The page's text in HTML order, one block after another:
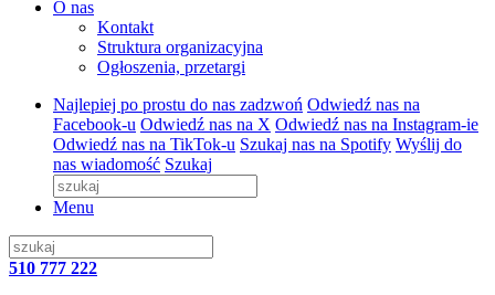
O nas
Kontakt
Struktura organizacyjna
Ogłoszenia, przetargi
Najlepiej po prostu do nas zadzwoń Odwiedź nas na
Facebook-u Odwiedź nas na X Odwiedź nas na Instagram-ie
Odwiedź nas na TikTok-u Szukaj nas na Spotify Wyślij do
nas wiadomość Szukaj
Menu
510 777 222